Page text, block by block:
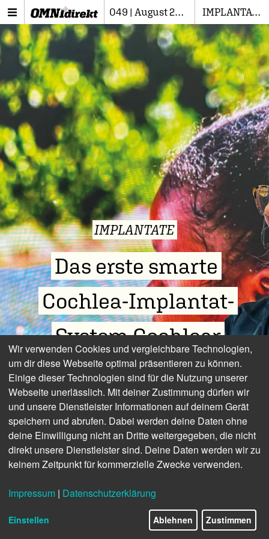
049 | August 2025 IMPLANTATE
IMPLANTATE
Das erste smarte
Cochlea-Implantat-
System Cochlear
präsentiert Weltneuheit
bei ESPCI 2025 in
Hannover
Wir verwenden Cookies und vergleichbare Technologien,
um dir diese Webseite optimal präsentieren zu können.
Einige dieser Technologien sind für die Nutzung unserer
Webseite unerlässlich. Mit deiner Zustimmung dürfen wir
und unsere Dienstleister Informationen auf deinem Gerät
speichern und abrufen. Dabei werden deine Daten ohne
deine Einwilligung nicht an Dritte weitergegeben, die nicht
direkt unsere Dienstleister sind. Deine Daten werden wir zu
keinem Zeitpunkt für kommerzielle Zwecke verwenden.
Impressum | Datenschutzerklärung
Einstellen Ablehnen Zustimmen